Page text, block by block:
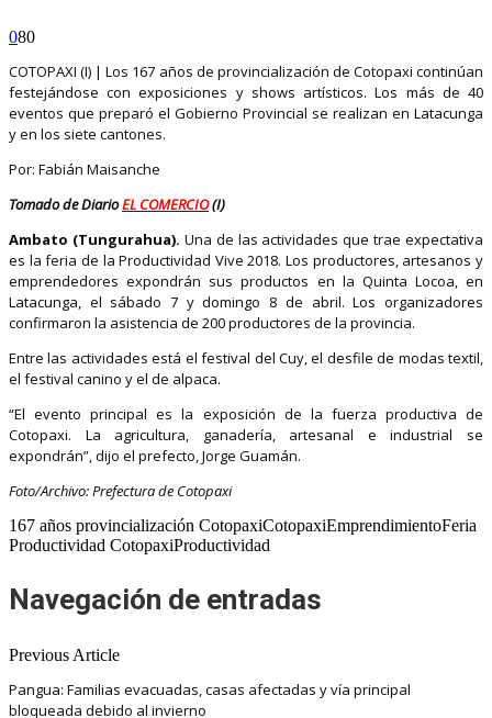
080
COTOPAXI (I) | Los 167 años de provincialización de Cotopaxi continúan
festejándose con exposiciones y shows artísticos. Los más de 40
eventos que preparó el Gobierno Provincial se realizan en Latacunga
y en los siete cantones.
Por: Fabián Maisanche
Tomado de DiarioEL COMERCIO(I)
Ambato (Tungurahua). Una de las actividades que trae expectativa
es la feria de la Productividad Vive 2018. Los productores, artesanos y
emprendedores expondrán sus productos en la Quinta Locoa, en
Latacunga, el sábado 7 y domingo 8 de abril. Los organizadores
confirmaron la asistencia de 200 productores de la provincia.
Entre las actividades está el festival del Cuy, el desfile de modas textil,
el festival canino y el de alpaca.
“El evento principal es la exposición de la fuerza productiva de
Cotopaxi. La agricultura, ganadería, artesanal e industrial se
expondrán”, dijo el prefecto, Jorge Guamán.
Foto/Archivo: Prefectura de Cotopaxi
167 años provincialización CotopaxiCotopaxiEmprendimientoFeria
Productividad CotopaxiProductividad
Navegación de entradas
Previous Article
Pangua: Familias evacuadas, casas afectadas y vía principal
bloqueada debido al invierno